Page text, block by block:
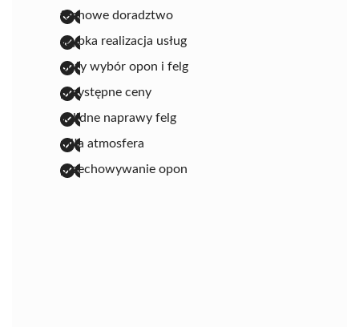
fachowe doradztwo
szybka realizacja usług
duży wybór opon i felg
przystępne ceny
solidne naprawy felg
miła atmosfera
przechowywanie opon